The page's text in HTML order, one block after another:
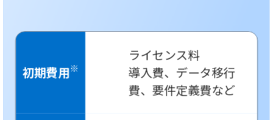
初期費用※
ライセンス料
導入費、データ移行
費、要件定義費など